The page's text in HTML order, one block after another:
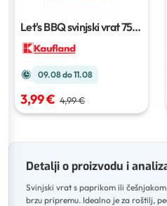
Let's BBQ svinjski vrat750
09.08 do 11.08
3,99 € 4,99 €
Detalji o proizvodu i
Svinjski vrat s paprikom ili
brzu pripremu. Idealno je za roštilj,